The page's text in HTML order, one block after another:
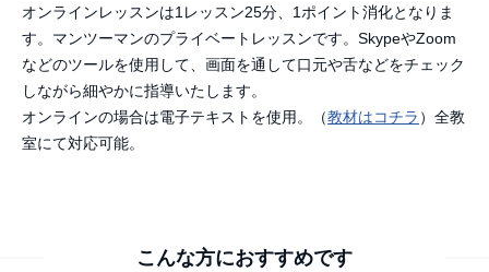
オンラインレッスンは1レッスン25分、1ポイント消化となりま
す。マンツーマンのプライベートレッスンです。SkypeやZoom
などのツールを使用して、画面を通して口元や舌などをチェック
しながら細やかに指導いたします。
オンラインの場合は電子テキストを使用。（教材はコチラ ）全教
室にて対応可能。
こんな方におすすめです